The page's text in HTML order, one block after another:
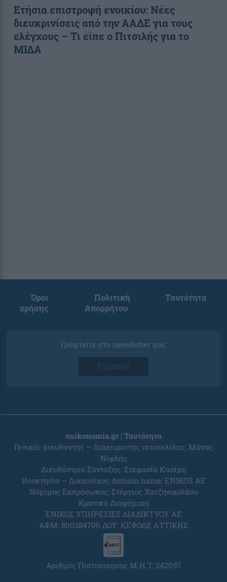
Ετήσια επιστροφή ενοικίου: Νέες
διευκρινίσεις από την ΑΑΔΕ για τους
ελέγχους – Τι είπε ο Πιτσιλής για το
ΜΙΔΑ
Όροι
χρήσης
Πολιτική
Απορρήτου
Ταυτότητα
Γραφτείτε στο newsletter μας
Εγγραφή
enikonomia.gr | Ταυτότητα
Γενικός διευθυντής – Διαχειριστής ιστοσελίδας: Μάνος
Νιφλής
Διευθύντρια Σύνταξης: Στεφανία Κασίμη
Ιδιοκτησία – Δικαιούχος domain name: ENIKOS AE
Νόμιμος Εκπρόσωπος: Στέργιος Χατζηνικολάου
Κρατική Διαφήμιση
ΕΝΙΚΟΣ ΥΠΗΡΕΣΙΕΣ ΔΙΑΔΙΚΤΥΟΥ ΑΕ
ΑΦΜ: 800384700 ΔΟΥ: ΚΕΦΟΔΕ ΑΤΤΙΚΗΣ
Αριθμός Πιστοποίησης Μ.Η.Τ. 242097